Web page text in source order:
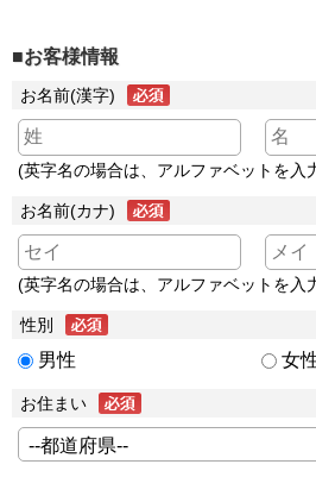
■お客様情報
お名前(漢字)
(英字名の場合は、アルファベットを入
お名前(カナ)
(英字名の場合は、アルファベットを入
性別
男性 女
お住まい